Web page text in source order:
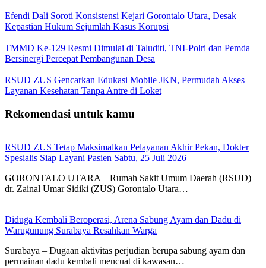
Efendi Dali Soroti Konsistensi Kejari Gorontalo Utara, Desak
Kepastian Hukum Sejumlah Kasus Korupsi
TMMD Ke-129 Resmi Dimulai di Taluditi, TNI-Polri dan Pemda
Bersinergi Percepat Pembangunan Desa
RSUD ZUS Gencarkan Edukasi Mobile JKN, Permudah Akses
Layanan Kesehatan Tanpa Antre di Loket
Rekomendasi untuk kamu
RSUD ZUS Tetap Maksimalkan Pelayanan Akhir Pekan, Dokter
Spesialis Siap Layani Pasien Sabtu, 25 Juli 2026
GORONTALO UTARA – Rumah Sakit Umum Daerah (RSUD)
dr. Zainal Umar Sidiki (ZUS) Gorontalo Utara…
Diduga Kembali Beroperasi, Arena Sabung Ayam dan Dadu di
Warugunung Surabaya Resahkan Warga
Surabaya – Dugaan aktivitas perjudian berupa sabung ayam dan
permainan dadu kembali mencuat di kawasan…